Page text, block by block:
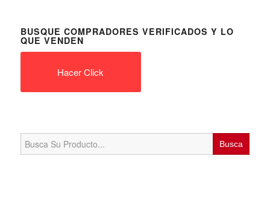
BUSQUE COMPRADORES VERIFICADOS Y LO
QUE VENDEN
Hacer Click
Search
for: